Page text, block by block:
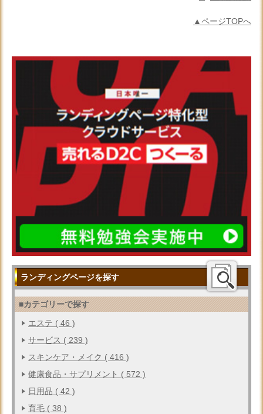
▲ページTOPへ
ランディングページを探す
■カテゴリーで探す
エステ ( 46 )
サービス ( 239 )
スキンケア・メイク ( 416 )
健康食品・サプリメント ( 572 )
日用品 ( 42 )
育毛 ( 38 )